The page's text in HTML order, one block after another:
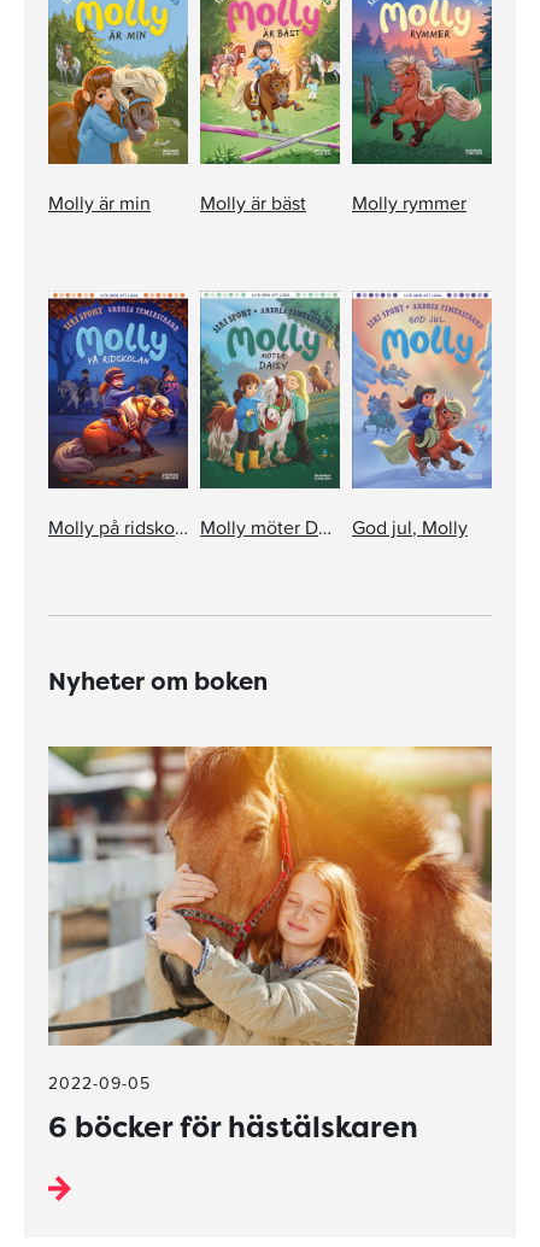
Molly är min Molly är bäst Molly rymmer
Molly på ridskolan Molly möter Daisy God jul, Molly
Nyheter om boken
2022-09-05
6 böcker för hästälskaren